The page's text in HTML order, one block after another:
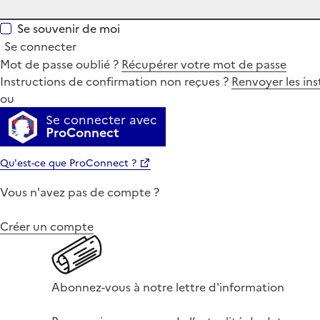
Se souvenir de moi
Se connecter
Mot de passe oublié ? Récupérer votre mot de passe
Instructions de confirmation non reçues ? Renvoyer les
ou
Se connecter avec
ProConnect
Qu'est-ce que ProConnect ?
Vous n'avez pas de compte ?
Créer un compte
Abonnez-vous à notre lettre d'information